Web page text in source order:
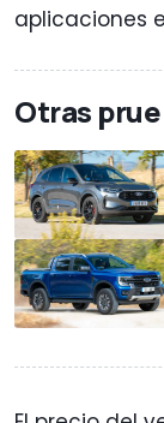
aplicaciones
Otras